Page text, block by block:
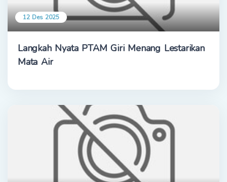
12 Des 2025
Langkah Nyata PTAM Giri Menang Lestarikan
Mata Air